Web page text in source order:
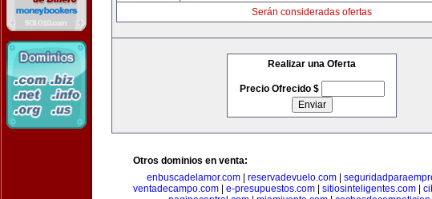
Serán consideradas ofertas
Realizar una Oferta
Precio Ofrecido $
Otros dominios en venta:
enbuscadelamor.com
reservadevuelo.com
ventadecampo.com
e-presupuestos.com sitiosinteligentes.com